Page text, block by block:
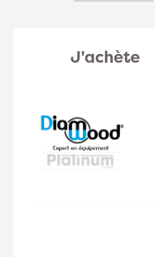
J'achète